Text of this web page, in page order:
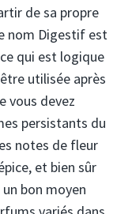
de sa propre
nom Digestif est
qui est logique
utilisée après
vous devez
persistants du
notes de fleur
et bien sûr
bon moyen